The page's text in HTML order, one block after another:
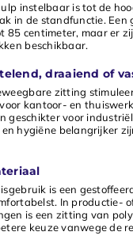
instelbaar is tot de
in de standfunctie. Een
85 centimeter, maar er
beschikbaar.
draaiend of
zitting
kantoor- en
geschikter voor
hygiëne belangrijker
is een
In productie-
is een zitting van
keuze vanwege de